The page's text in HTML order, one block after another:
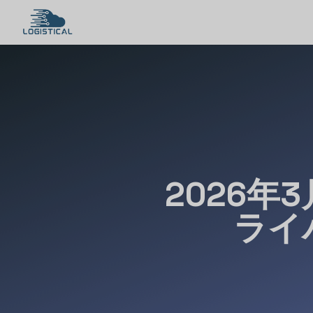
2026年3
ラ